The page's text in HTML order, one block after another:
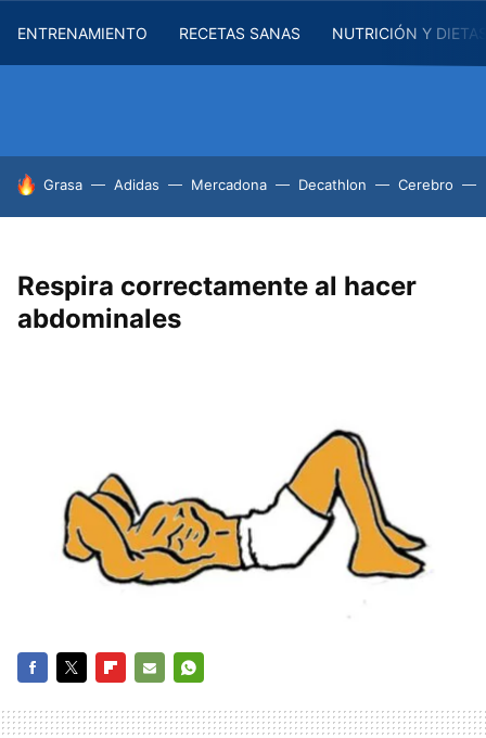
ENTRENAMIENTO RECETAS SANAS NUTRICIÓN Y
HOY SE HABLA DE
Grasa Adidas Mercadona Decathlon Cerebro
Respira correctamente al hacer
abdominales
MAIL